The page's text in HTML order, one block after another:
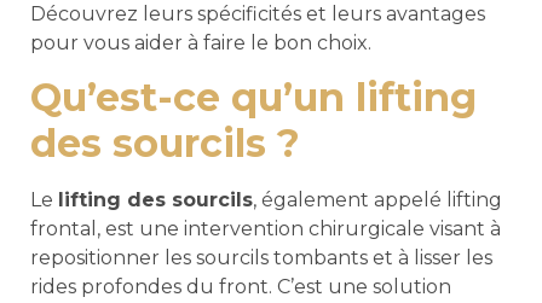
Découvrez leurs spécificités et leurs avantages
pour vous aider à faire le bon choix.
Qu’est-ce qu’un lifting
des sourcils ?
Le lifting des sourcils, également appelé lifting
frontal, est une intervention chirurgicale visant à
repositionner les sourcils tombants et à lisser les
rides profondes du front. C’est une solution